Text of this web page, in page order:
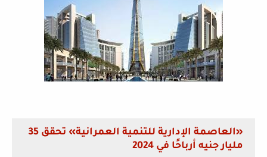
«العاصمة الإدارية للتنمية العمرانية» تحقق 35
مليار جنيه أرباحًا في 2024